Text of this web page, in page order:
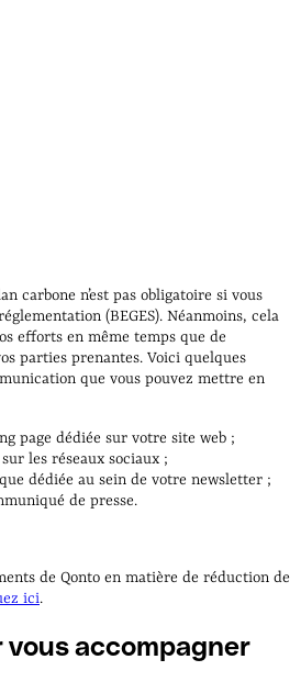
carbone n’est pas obligatoire si vous
(BEGES). Néanmoins, cela
efforts en même temps que de
parties prenantes. Voici quelques
que vous pouvez mettre en
page dédiée sur votre site web ;
les réseaux sociaux ;
dédiée au sein de votre newsletter ;
de presse.
de Qonto en matière de réduction de
ici.
vousaccompagner